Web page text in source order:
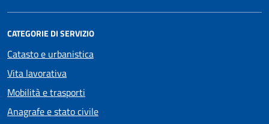
CATEGORIE DI SERVIZIO
Catasto e urbanistica
Vita lavorativa
Mobilità e trasporti
Anagrafe e stato civile